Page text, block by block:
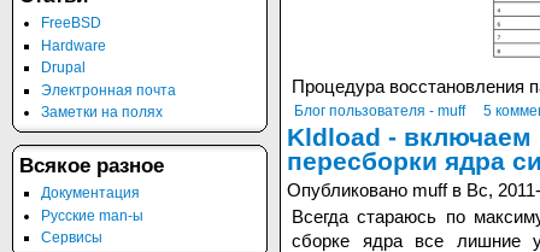
Процедура восстановления
Блог пользователя - muff 5
Kldload - включаем
пересборки ядра
Опубликовано muff в Вс,
Всегда стараюсь по
сборке ядра все лишние
FreeBSD
Hardware
Drupal
Электронная почта
Заметки на полях
Всякое разное
Документация
Русские man-ы
Сервисы